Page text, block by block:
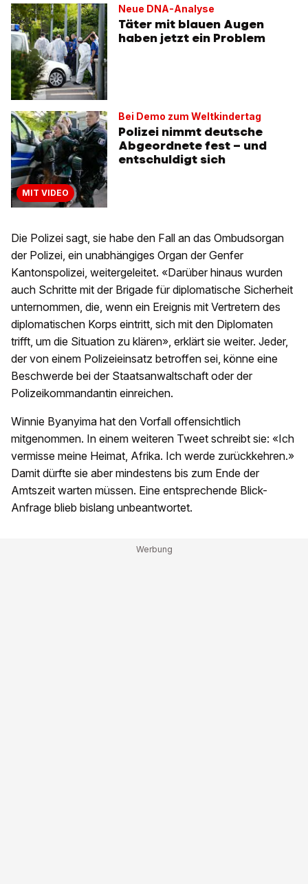
Neue DNA-Analyse
Täter mit blauen Augen
haben jetzt ein Problem
MIT VIDEO
Bei Demo zum Weltkindertag
Polizei nimmt deutsche
Abgeordnete fest – und
entschuldigt sich
Die Polizei sagt, sie habe den Fall an das Ombudsorgan
der Polizei, ein unabhängiges Organ der Genfer
Kantonspolizei, weitergeleitet. «Darüber hinaus wurden
auch Schritte mit der Brigade für diplomatische Sicherheit
unternommen, die, wenn ein Ereignis mit Vertretern des
diplomatischen Korps eintritt, sich mit den Diplomaten
trifft, um die Situation zu klären», erklärt sie weiter. Jeder,
der von einem Polizeieinsatz betroffen sei, könne eine
Beschwerde bei der Staatsanwaltschaft oder der
Polizeikommandantin einreichen.
Winnie Byanyima hat den Vorfall offensichtlich
mitgenommen. In einem weiteren Tweet schreibt sie: «Ich
vermisse meine Heimat, Afrika. Ich werde zurückkehren.»
Damit dürfte sie aber mindestens bis zum Ende der
Amtszeit warten müssen. Eine entsprechende Blick-
Anfrage blieb bislang unbeantwortet.